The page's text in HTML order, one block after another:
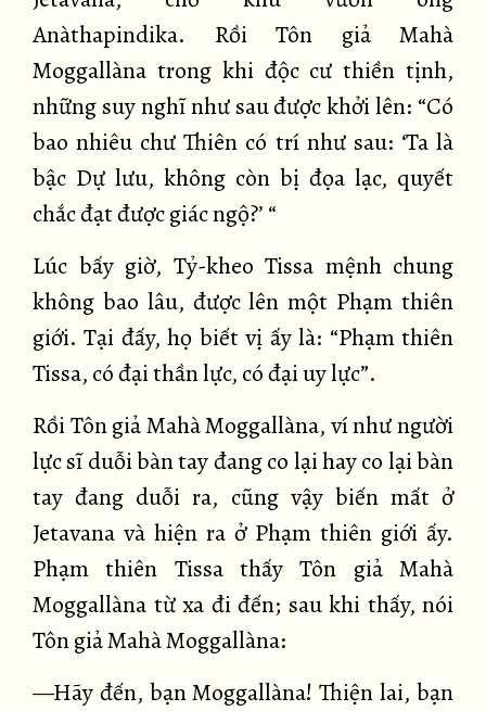
Anàthapindika. Rồi Tôn giả Mahà
Moggallàna trong khi độc cư thiền tịnh,
những suy nghĩ như sau được khởi lên: “Có
bao nhiêu chư Thiên có trí như sau: ‘Ta là
bậc Dự lưu, không còn bị đọa lạc, quyết
chắc đạt được giác ngộ?’ “
Lúc bấy giờ, Tỷ-kheo Tissa mệnh chung
không bao lâu, được lên một Phạm thiên
giới. Tại đấy, họ biết vị ấy là: “Phạm thiên
Tissa, có đại thần lực, có đại uy lực”.
Rồi Tôn giả Mahà Moggallàna, ví như người
lực sĩ duỗi bàn tay đang co lại hay co lại bàn
tay đang duỗi ra, cũng vậy biến mất ở
Jetavana và hiện ra ở Phạm thiên giới ấy.
Phạm thiên Tissa thấy Tôn giả Mahà
Moggallàna từ xa đi đến; sau khi thấy, nói
Tôn giả Mahà Moggallàna:
—Hãy đến, bạn Moggallàna! Thiện lai, bạn